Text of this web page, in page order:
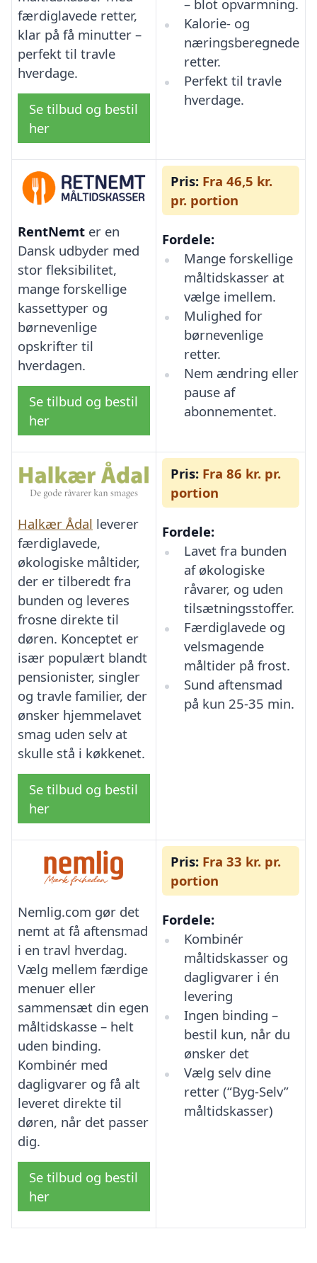
færdiglavede retter,
klar på få minutter –
perfekt til travle
hverdage.
Se tilbud og bestil
her
– blot opvarmning.
Kalorie- og
næringsberegnede
retter.
Perfekt til travle
hverdage.
RentNemt er en
Dansk udbyder med
stor fleksibilitet,
mange forskellige
kassettyper og
børnevenlige
opskrifter til
hverdagen.
Se tilbud og bestil
her
Pris: Fra 46,5 kr.
pr. portion
Fordele:
Mange forskellige
måltidskasser at
vælge imellem.
Mulighed for
børnevenlige
retter.
Nem ændring eller
pause af
abonnementet.
Halkær Ådal leverer
færdiglavede,
økologiske måltider,
der er tilberedt fra
bunden og leveres
frosne direkte til
døren. Konceptet er
især populært blandt
pensionister, singler
og travle familier, der
ønsker hjemmelavet
smag uden selv at
skulle stå i køkkenet.
Se tilbud og bestil
her
Pris: Fra 86 kr. pr.
portion
Fordele:
Lavet fra bunden
af økologiske
råvarer, og uden
tilsætningsstoffer.
Færdiglavede og
velsmagende
måltider på frost.
Sund aftensmad
på kun 25-35 min.
Nemlig.com gør det
nemt at få aftensmad
i en travl hverdag.
Vælg mellem færdige
menuer eller
sammensæt din egen
måltidskasse – helt
uden binding.
Kombinér med
dagligvarer og få alt
leveret direkte til
døren, når det passer
dig.
Se tilbud og bestil
her
Pris: Fra 33 kr. pr.
portion
Fordele:
Kombinér
måltidskasser og
dagligvarer i én
levering
Ingen binding –
bestil kun, når du
ønsker det
Vælg selv dine
retter (“Byg-Selv”
måltidskasser)